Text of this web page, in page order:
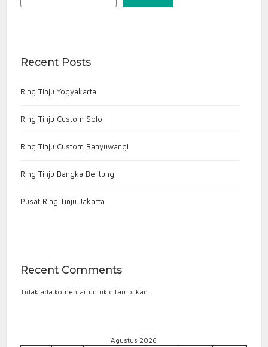
ring tinju untuk latihan boxing
Recent Posts
Ring Tinju Yogyakarta
Ring Tinju Custom Solo
Ring Tinju Custom Banyuwangi
Ring Tinju Bangka Belitung
Pusat Ring Tinju Jakarta
Recent Comments
Tidak ada komentar untuk ditampilkan.
Agustus 2026